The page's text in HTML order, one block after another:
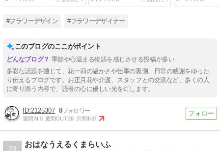
#フラワーデザイン #フラワーデザイナー
このブログのここがポイント
季節や心温まる物語を感じさせる投稿が多い
多彩な話題を通じて、花一莉の温かさや仕事の裏側、日常の感謝をゆった
り伝えるブログです。お正月花や介護、スタッフとの交流など、多くの人
に寄り添う内容で、読者の心に優しい光を灯します。
2125307 8
週間IN:0 週間OUT:28 月間IN:0
23
おはなうえるくまらいふ